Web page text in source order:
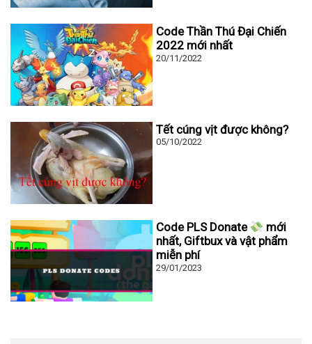
Code Thần Thú Đại Chiến
2022 mới nhất
20/11/2022
Tết cúng vịt được không?
05/10/2022
Code PLS Donate
mới
nhất, Giftbux và vật phẩm
miễn phí
29/01/2023